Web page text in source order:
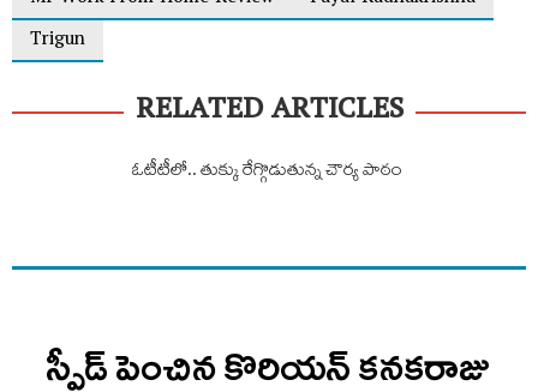
Trigun
RELATED ARTICLES
ఓటీటీలో.. తుక్కు రేగ్గొడుతున్న చౌర్య పాఠం
స్పీడ్ పెంచిన కొరియన్ కనకరాజు